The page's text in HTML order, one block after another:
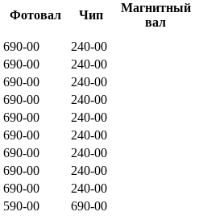
Фотовал Чип
Магнитный
вал
690-00 240-00
690-00 240-00
690-00 240-00
690-00 240-00
690-00 240-00
690-00 240-00
690-00 240-00
690-00 240-00
690-00 240-00
590-00
690-00